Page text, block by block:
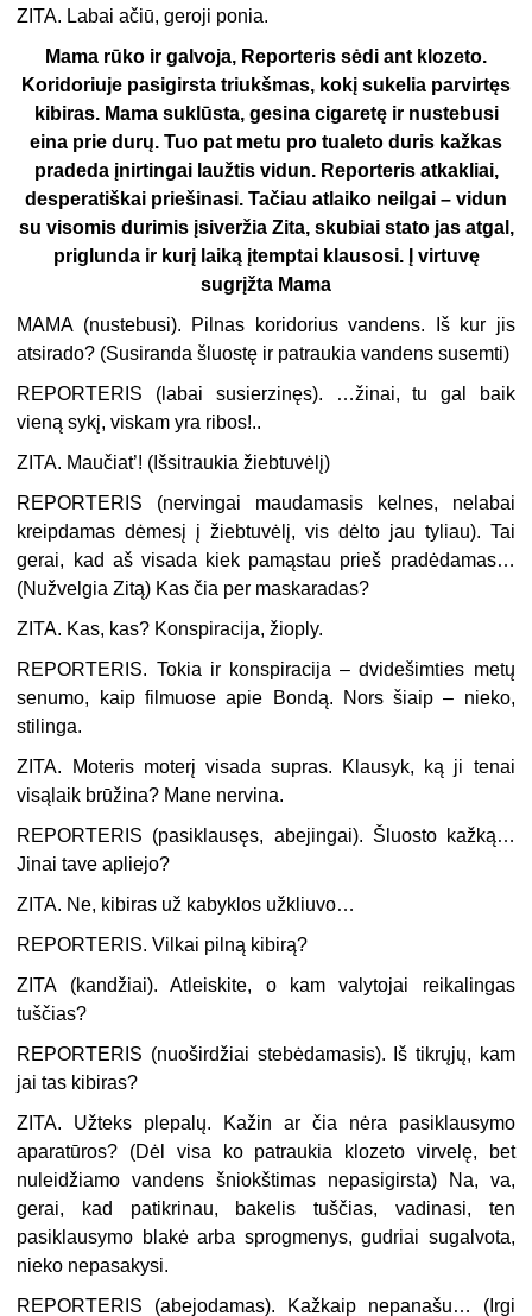
ZITA. Labai ačiū, geroji ponia.
Mama rūko ir galvoja, Reporteris sėdi ant klozeto.
Koridoriuje pasigirsta triukšmas, kokį sukelia parvirtęs
kibiras. Mama suklūsta, gesina cigaretę ir nustebusi
eina prie durų. Tuo pat metu pro tualeto duris kažkas
pradeda įnirtingai laužtis vidun. Reporteris atkakliai,
desperatiškai priešinasi. Tačiau atlaiko neilgai – vidun
su visomis durimis įsiveržia Zita, skubiai stato jas atgal,
priglunda ir kurį laiką įtemptai klausosi. Į virtuvę
sugrįžta Mama
MAMA (nustebusi). Pilnas koridorius vandens. Iš kur jis
atsirado? (Susiranda šluostę ir patraukia vandens susemti)
REPORTERIS ( labai susierzinęs). …žinai, tu gal baik
vieną sykį, viskam yra ribos!..
ZITA. Maučiat’! ( Išsitraukia žiebtuvėlį)
REPORTERIS (nervingai maudamasis kelnes, nelabai
kreipdamas dėmesį į žiebtuvėlį, vis dėlto jau tyliau). Tai
gerai, kad aš visada kiek pamąstau prieš pradėdamas…
(Nužvelgia Zitą) Kas čia per maskaradas?
ZITA. Kas, kas? Konspiracija, žioply.
REPORTERIS. Tokia ir konspiracija – dvidešimties metų
senumo, kaip filmuose apie Bondą. Nors šiaip – nieko,
stilinga.
ZITA. Moteris moterį visada supras. Klausyk, ką ji tenai
visąlaik brūžina? Mane nervina.
REPORTERIS (pasiklausęs, abejingai). Šluosto kažką…
Jinai tave apliejo?
ZITA. Ne, kibiras už kabyklos užkliuvo…
REPORTERIS. Vilkai pilną kibirą?
ZITA (kandžiai). Atleiskite, o kam valytojai reikalingas
tuščias?
REPORTERIS (nuoširdžiai stebėdamasis). Iš tikrųjų, kam
jai tas kibiras?
ZITA. Užteks plepalų. Kažin ar čia nėra pasiklausymo
aparatūros? (Dėl visa ko patraukia klozeto virvelę, bet
nuleidžiamo vandens šniokštimas nepasigirsta) Na, va,
gerai, kad patikrinau, bakelis tuščias, vadinasi, ten
pasiklausymo blakė arba sprogmenys, gudriai sugalvota,
nieko nepasakysi.
REPORTERIS (abejodamas). Kažkaip nepanašu… (Irgi